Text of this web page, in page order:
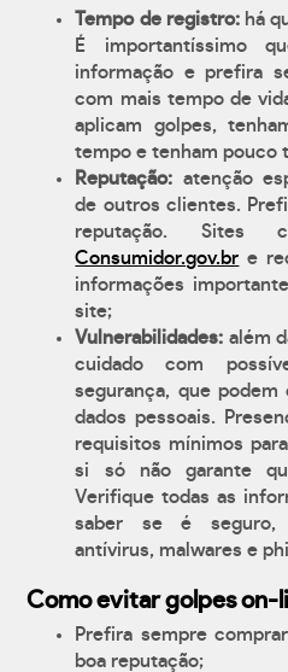
Tempo de registro:há
É importantíssimo
informação e prefira
com mais tempo de
aplicam golpes,
tempo e tenham pouco
Reputação: atenção
de outros clientes.
reputação. Sites
Consumidor.gov.br e
informações
site;
Vulnerabilidades: além
cuidado com
segurança, que
dados pessoais.
requisitos mínimos
si só não garante
Verifique todas as
saber se é seguro,
antívirus, malwares e
Como evitar golpes on-
Prefira sempre
boa reputação;